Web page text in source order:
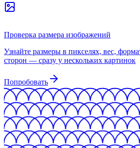
Проверка размера изображений
Узнайте размеры в пикселях, вес,
сторон — сразу у нескольких картинок
Попробовать